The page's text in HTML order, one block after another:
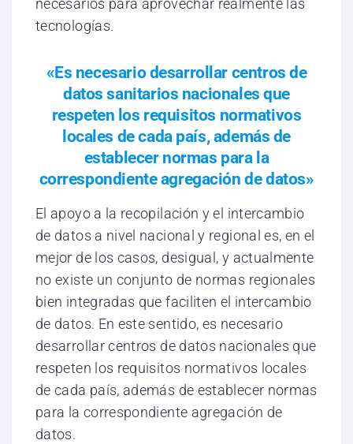
necesarios para aprovechar realmente las
tecnologías.
«Es necesario desarrollar centros de
datos sanitarios nacionales que
respeten los requisitos normativos
locales de cada país, además de
establecer normas para la
correspondiente agregación de datos»
El apoyo a la recopilación y el intercambio
de datos a nivel nacional y regional es, en el
mejor de los casos, desigual, y actualmente
no existe un conjunto de normas regionales
bien integradas que faciliten el intercambio
de datos. En este sentido, es necesario
desarrollar centros de datos nacionales que
respeten los requisitos normativos locales
de cada país, además de establecer normas
para la correspondiente agregación de
datos.